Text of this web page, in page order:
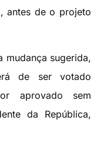
antes de o projeto
mudança sugerida,
de ser votado
aprovado sem
da República,